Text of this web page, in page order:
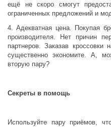
ещё не скоро смогут
ограниченных предложений и
4. Адекватная цена. Покупая
производителя. Нет причин
партнеров. Заказав
существенно экономите. А,
вторую пару?
Секреты в помощь
Используйте пару приёмов,